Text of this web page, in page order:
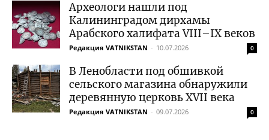
Археологи нашли под
Калининградом дирхамы
Арабского халифата VIII–IX веков
Редакция VATNIKSTAN - 10.07.2026 0
В Ленобласти под обшивкой
сельского магазина обнаружили
деревянную церковь XVII века
Редакция VATNIKSTAN - 09.07.2026 0